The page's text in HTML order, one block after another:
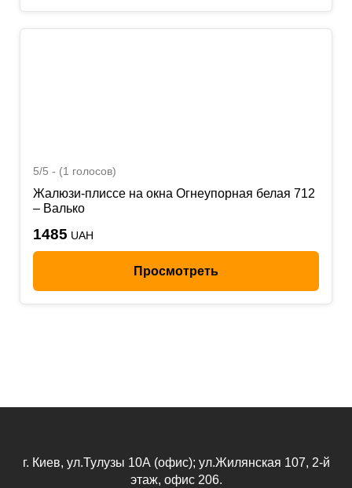
5/5 - (1 голосов)
Жалюзи-плиссе на окна Огнеупорная белая 712
– Валько
1485 UAH
Просмотреть
г. Киев, ул.Тулузы 10А (офис); ул.Жилянская 107, 2-й
этаж, офис 206.